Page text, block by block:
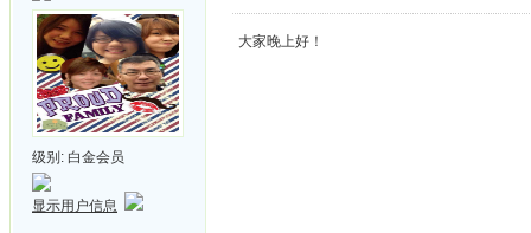
级别: 白金会员
显示用户信息
大家晚上好！